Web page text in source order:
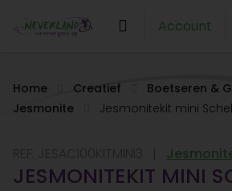
Account
Home Creatief
Boetseren &
Jesmonite
Jesmonitekit mini
JESMONITEKIT MINI